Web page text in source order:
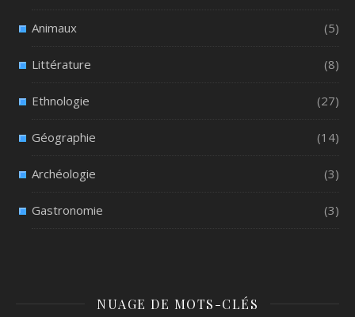
Animaux (5)
Littérature (8)
Ethnologie (27)
Géographie (14)
Archéologie (3)
Gastronomie (3)
NUAGE DE MOTS-CLÉS